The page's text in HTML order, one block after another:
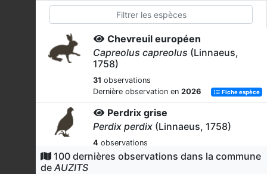
Chevreuil européen
Capreolus capreolus (Linnaeus,
1758)
31 observations
Dernière observation en 2026 Fiche espèce
Perdrix grise
Perdix perdix (Linnaeus, 1758)
4 observations
Dernière observation en 2026 Fiche espèce
100 dernières observations dans la commune
deAUZITS